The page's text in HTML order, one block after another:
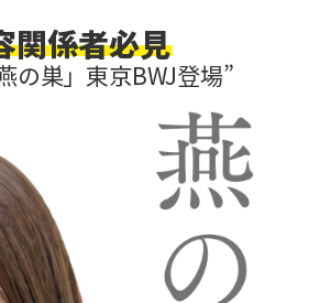
関係者必見
の巣」東京BWJ登場”